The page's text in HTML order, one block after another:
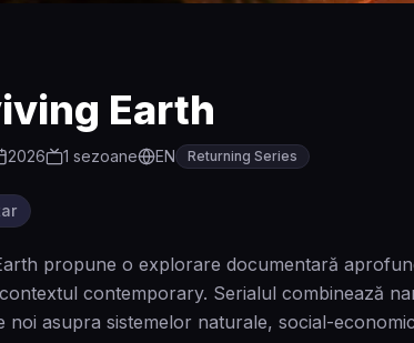
Earth
2026 1 sezoane EN Returning Series
propune o explorare documentară
contemporary. Serialul combinează
noi asupra sistemelor naturale, social-